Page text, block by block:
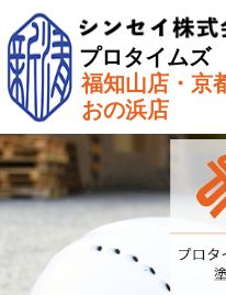
プロタイムズ
福知山店・京
おの浜店
ホーム»プロタイムズ